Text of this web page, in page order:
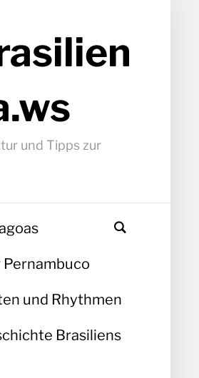
und Tipps zur
und Rhythmen
Brasiliens